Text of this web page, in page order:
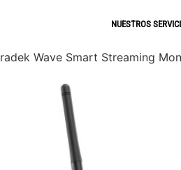
NUESTROS
Wave Smart Streaming